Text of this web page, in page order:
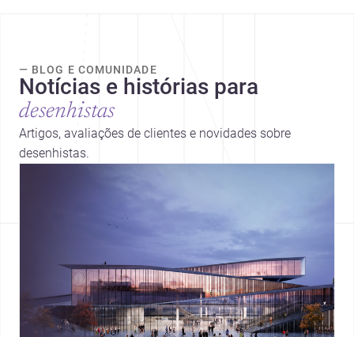
— BLOG E COMUNIDADE
Notícias e histórias para
desenhistas
Artigos, avaliações de clientes e novidades sobre
desenhistas.